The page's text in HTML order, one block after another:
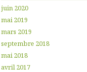
juin 2020
mai 2019
mars 2019
septembre 2018
mai 2018
avril 2017